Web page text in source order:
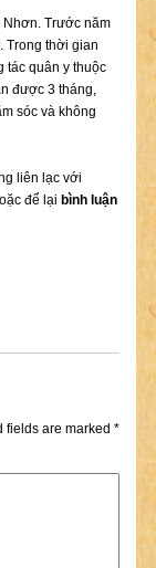
Trước năm
Trong thời gian
tác quân y thuộc
được 3 tháng,
sóc và không
liên lạc với
để lại bình luận
are marked *